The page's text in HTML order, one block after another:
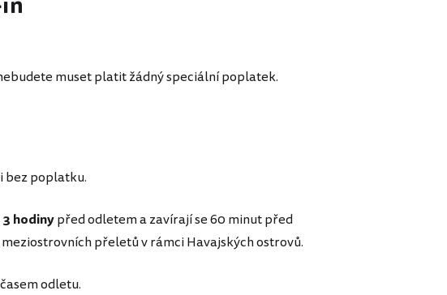
muset platit žádný speciální poplatek.
bez poplatku.
3 hodinypřed odletem a zavírají se 60 minut před
přeletů v rámci Havajských ostrovů.
odletu.